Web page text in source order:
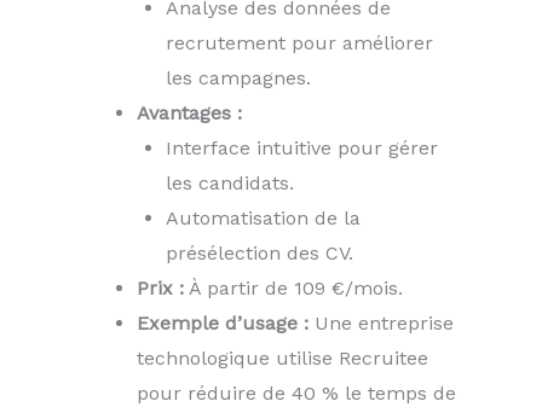
Analyse des données de
recrutement pour améliorer
les campagnes.
Avantages :
Interface intuitive pour gérer
les candidats.
Automatisation de la
présélection des CV.
Prix : À partir de 109 €/mois.
Exemple d’usage : Une entreprise
technologique utilise Recruitee
pour réduire de 40 % le temps de